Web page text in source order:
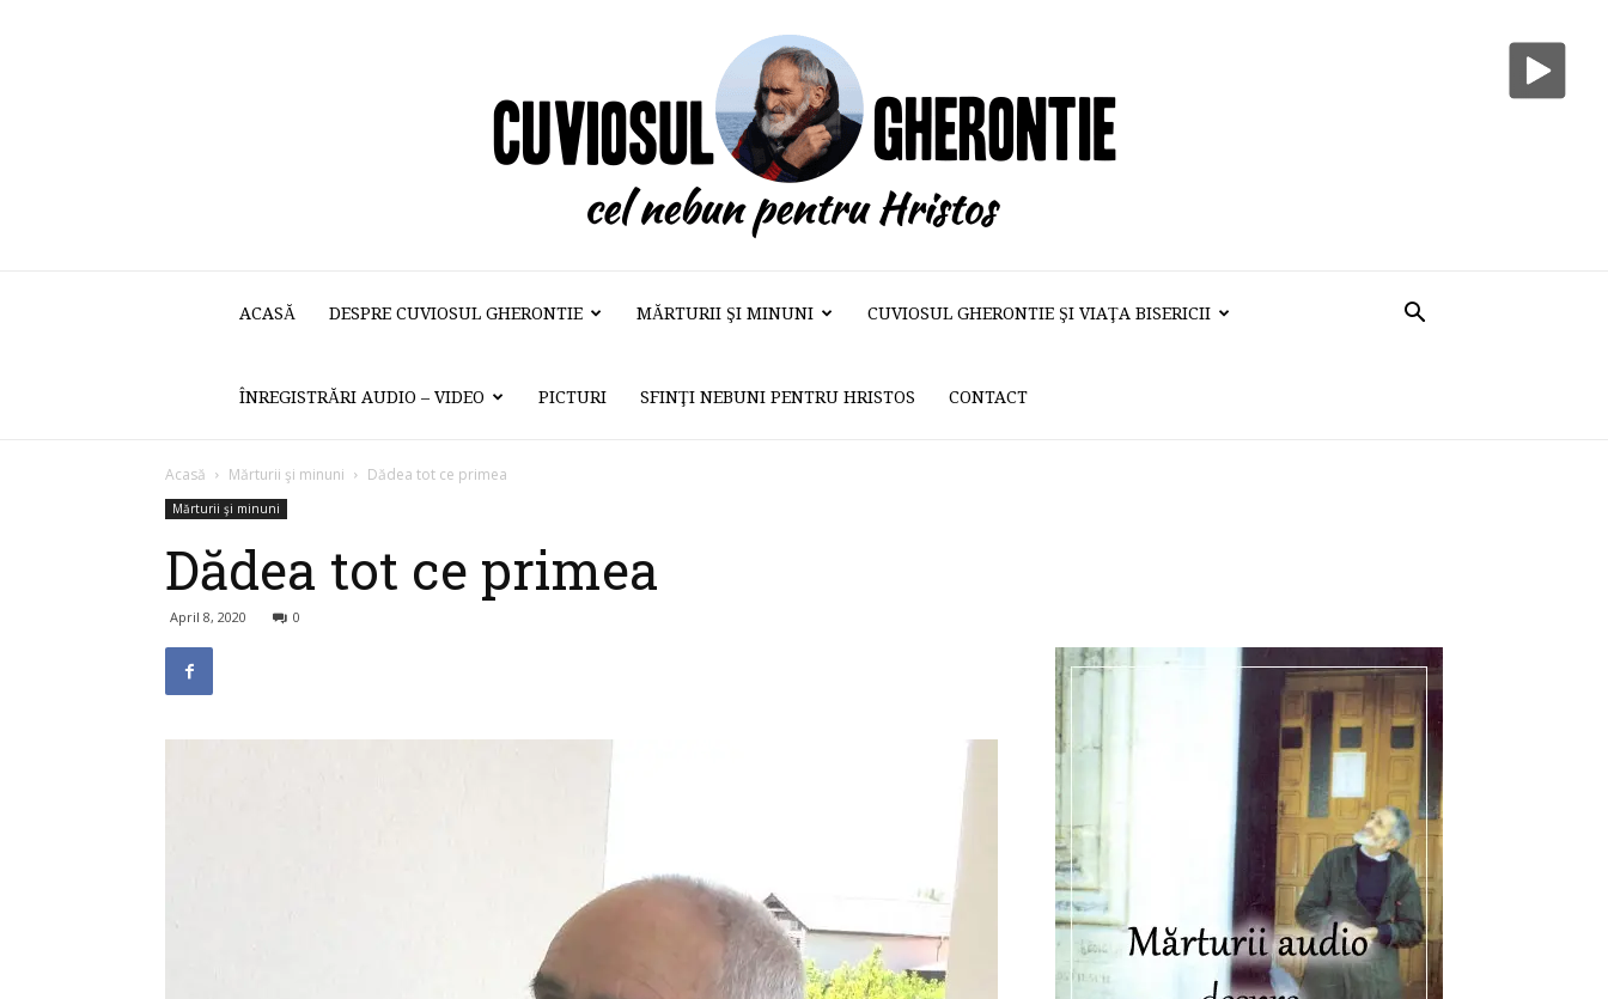
Cuviosul
pentru
ACASĂ DESPRE CUVIOSUL GHERONTIE MĂRTURII ŞI MINUNI CUVIOSUL GHERONTIE ŞI VIAŢA BISERICII
ÎNREGISTRĂRI AUDIO – VIDEO PICTURI SFINŢI NEBUNI PENTRU HRISTOS CONTACT
Acasă Mărturii şi minuni Dădea tot ce primea
Mărturii şi minuni
Dădea tot ce primea
April 8, 2020 0